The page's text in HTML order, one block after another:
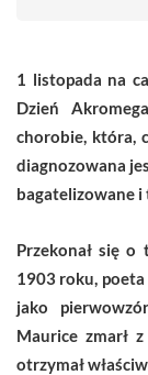
1 listopada na
Dzień
chorobie, która,
diagnozowana
bagatelizowane i
Przekonał się
1903 roku,
jako
Maurice zmarł
otrzymał